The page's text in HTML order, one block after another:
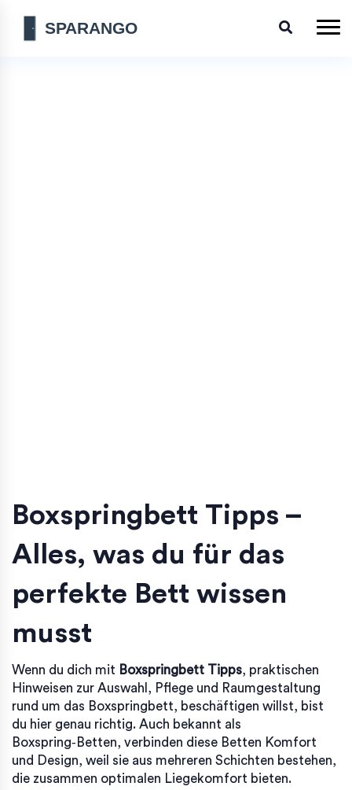
Boxspringbett Tipps –
Alles, was du für das
perfekte Bett wissen
musst
Wenn du dich mit Boxspringbett Tipps, praktischen
Hinweisen zur Auswahl, Pflege und Raumgestaltung
rund um das Boxspringbett, beschäftigen willst, bist
du hier genau richtig. Auch bekannt als
Boxspring‑Betten, verbinden diese Betten Komfort
und Design, weil sie aus mehreren Schichten bestehen,
die zusammen optimalen Liegekomfort bieten.